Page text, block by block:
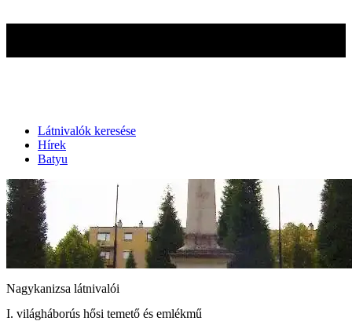
Látnivalók keresése
Hírek
Batyu
Nagykanizsa látnivalói
I. világháborús hősi temető és emlékmű